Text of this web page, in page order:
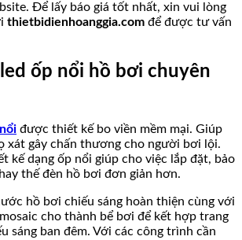
Để lấy báo giá tốt nhất, xin vui lòng
thietbidienhoanggia.com để được tư vấn
led ốp nổi hồ bơi chuyên
được thiết kế bo viền mềm mại. Giúp
xát gây chấn thương cho người bơi lội.
kế dạng ốp nổi giúp cho việc lắp đặt, bảo
thế đèn hồ bơi đơn giản hơn.
hồ bơi chiếu sáng hoàn thiện cùng với
cho thành bể bơi để kết hợp trang
sáng ban đêm. Với các công trình cần